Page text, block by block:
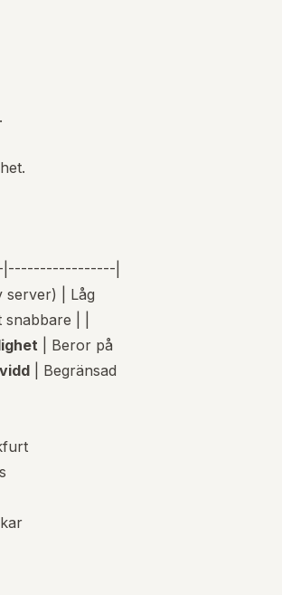
|-----------------|
server) | Låg
| |
| Beror på
| Begränsad